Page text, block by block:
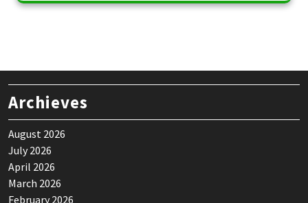
Archieves
August 2026
July 2026
April 2026
March 2026
February 2026